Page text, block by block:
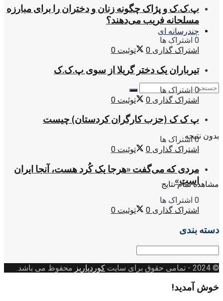
چندرسانه ای
بدون نتیجه
مشاهده تمام نتایج
پ.ک.ک و پژاک چگونه زنان و دختران را برای مبارزه
مسلحانه فریب می‌دهند؟
0 اشتراک ها
اشتراک گذاری 0 توئیت 0
تیرباران یک دختر گریلا از سوی پ.ک.ک
0 اشتراک ها
اشتراک گذاری 0 توئیت 0
پ ک ک (حزب کارگران کردستان) چیست
0 اشتراک ها
اشتراک گذاری 0 توئیت 0
مردی که می‌گفت «هرجا یک کُرد هست، آنجا ایران
است»
0 اشتراک ها
اشتراک گذاری 0 توئیت 0
دسته بندی
دسته
© 2024
- تمامی حقوق برای سایت کوردپاریز محفوظ می باشد.
خوش آمدید!